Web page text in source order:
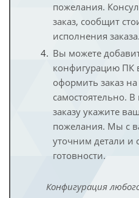
пожелания.
заказ, сообщит
исполнения заказа.
Вы можете
конфигурацию ПК
оформить заказ на
самостоятельно.
заказу укажите
пожелания. Мы с
уточним детали и
готовности.
Конфигурация